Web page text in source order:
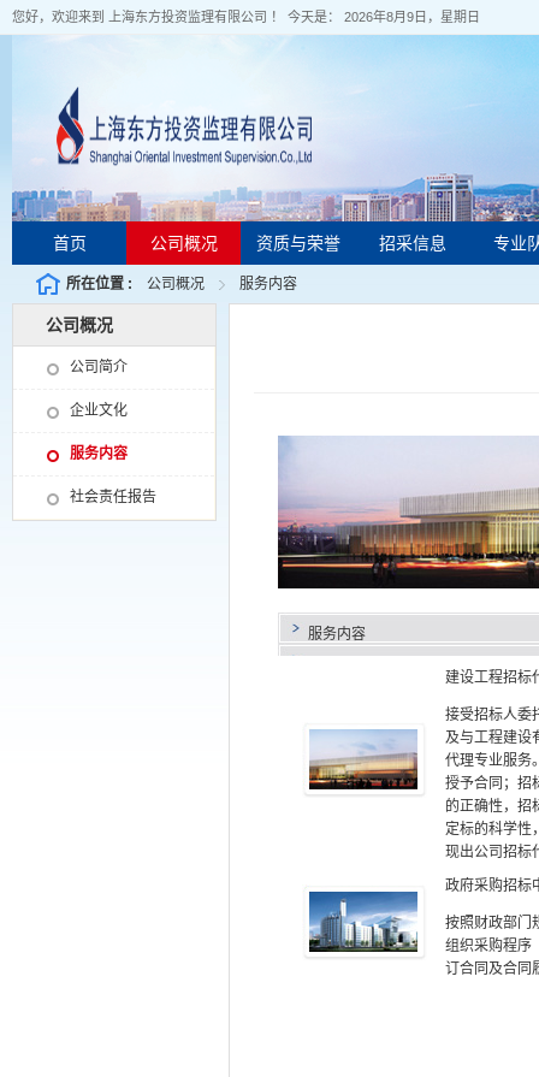
您好，欢迎来到 上海东方投资监理有限公司 ！ 今天是： 2026年8月9日，星期日
首页 公司概况 资质与荣誉 招采信息 专业
所在位置 : 公司概况 服务内容
服务内容
建设工程招标
接受招标人委
及与工程建设
代理专业服务
授予合同；招
的正确性，招
定标的科学性
现出公司招标
政府采购招标
按照财政部门
组织采购程序
订合同及合同
公司概况
公司简介
企业文化
服务内容
社会责任报告